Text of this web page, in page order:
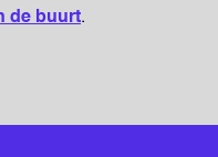
de buurt.